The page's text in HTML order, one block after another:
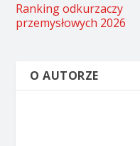
Ranking odkurzaczy
przemysłowych 2026
O AUTORZE